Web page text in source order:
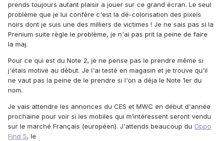
prends toujours autant plaisir a jouer sur ce grand écran. Le seul
problème que je lui confère c'est la dé-colorisation des pixels
noirs dont je suis une des milliers de victimes ! Je ne sais pas si la
Prenium suite règle le problème, je n'ai pas prit la peine de faire
la maj.
Pour ce qui est du Note 2, je ne pense pas le prendre même si
j'étais motivé au début. Je l'ai testé en magasin et je trouve qu'il
ne vaut pas la peine de le prendre si l'on a déja le Note 1er du
nom.
Je vais attendre les annonces du CES et MWC en début d'année
prochaine pour voir si les mobiles qui m’intéressent seront vendu
sur le marché Français (européen). J'attends beaucoup du Oppo
Find 5, le